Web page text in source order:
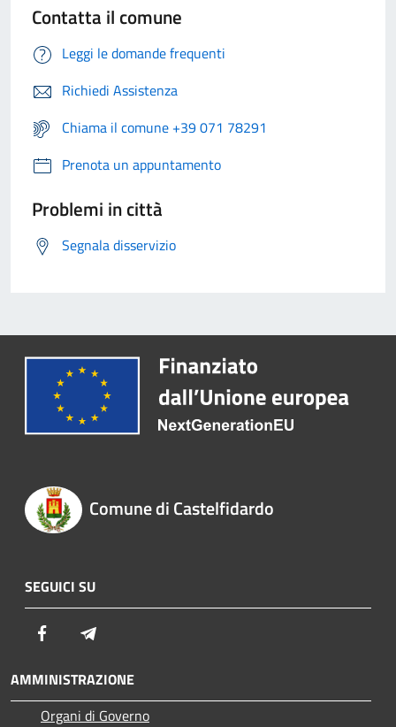
Contatta il comune
Leggi le domande frequenti
Richiedi Assistenza
Chiama il comune +39 071 78291
Prenota un appuntamento
Problemi in città
Segnala disservizio
Comune di Castelfidardo
SEGUICI SU
Facebook
AMMINISTRAZIONE
Organi di Governo